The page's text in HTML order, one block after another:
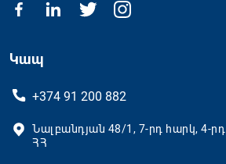
Կապ
+374 91 200 882
Նալբանդյան 48/1, 7-րդ հարկ, 4-
ՀՀ